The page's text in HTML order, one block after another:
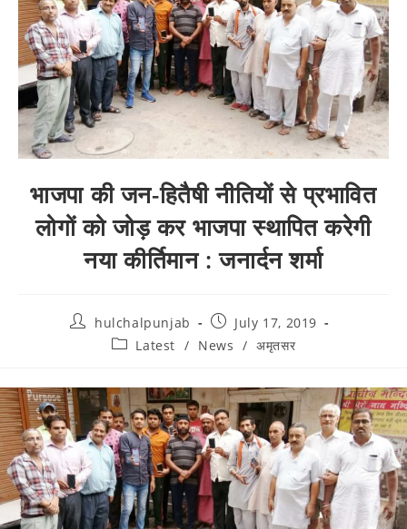
भाजपा की जन-हितैषी नीतियों से प्रभावित
लोगों को जोड़ कर भाजपा स्थापित करेगी
नया कीर्तिमान : जनार्दन शर्मा
hulchalpunjab
July 17, 2019
Latest / News / अमृतसर